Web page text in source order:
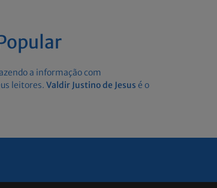
a informação com
leitores. Valdir Justino de Jesus é o